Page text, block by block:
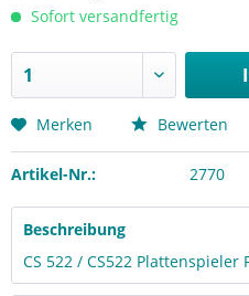
Sofort versandfertig
Merken Bewerten
Artikel-Nr.: 2770
Beschreibung
CS 522 / CS522 Plattenspieler